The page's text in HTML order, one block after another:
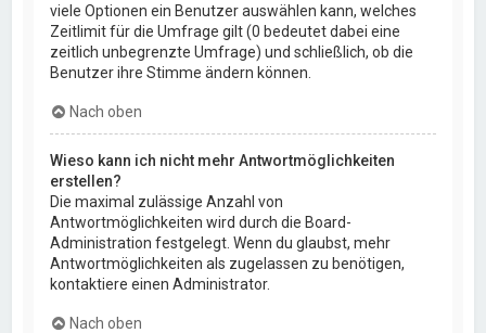
viele Optionen ein Benutzer auswählen kann, welches
Zeitlimit für die Umfrage gilt (0 bedeutet dabei eine
zeitlich unbegrenzte Umfrage) und schließlich, ob die
Benutzer ihre Stimme ändern können.
Nach oben
Wieso kann ich nicht mehr Antwortmöglichkeiten
erstellen?
Die maximal zulässige Anzahl von
Antwortmöglichkeiten wird durch die Board-
Administration festgelegt. Wenn du glaubst, mehr
Antwortmöglichkeiten als zugelassen zu benötigen,
kontaktiere einen Administrator.
Nach oben